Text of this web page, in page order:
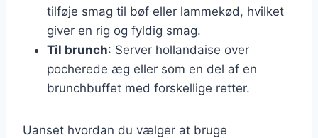
tilføje smag til bøf eller lammekød, hvilket
giver en rig og fyldig smag.
Til brunch: Server hollandaise over
pocherede æg eller som en del af en
brunchbuffet med forskellige retter.
Uanset hvordan du vælger at bruge